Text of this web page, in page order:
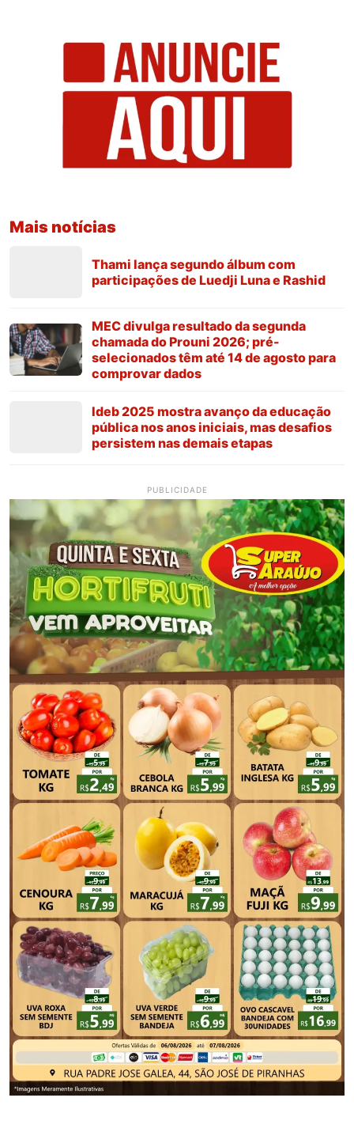
Mais notícias
Thami lança segundo álbum com
participações de Luedji Luna e Rashid
MEC divulga resultado da segunda
chamada do Prouni 2026; pré-
selecionados têm até 14 de agosto para
comprovar dados
Ideb 2025 mostra avanço da educação
pública nos anos iniciais, mas desafios
persistem nas demais etapas
PUBLICIDADE